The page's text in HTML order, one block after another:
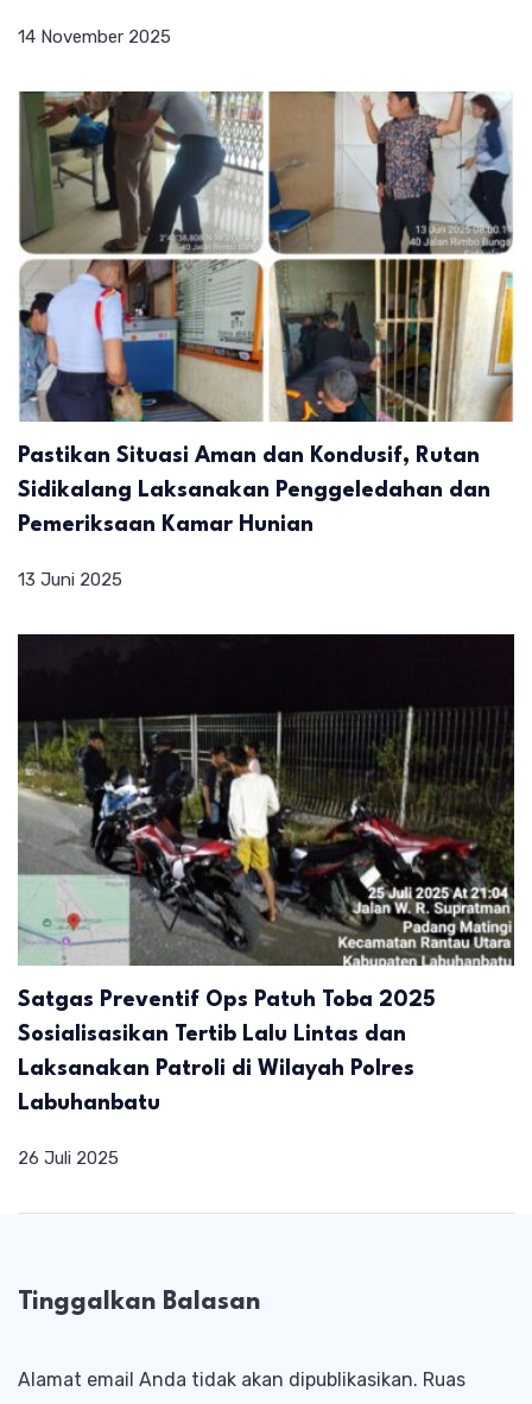
14 November 2025
Pastikan Situasi Aman dan Kondusif, Rutan
Sidikalang Laksanakan Penggeledahan dan
Pemeriksaan Kamar Hunian
13 Juni 2025
Satgas Preventif Ops Patuh Toba 2025
Sosialisasikan Tertib Lalu Lintas dan
Laksanakan Patroli di Wilayah Polres
Labuhanbatu
26 Juli 2025
Tinggalkan Balasan
Alamat email Anda tidak akan dipublikasikan. Ruas